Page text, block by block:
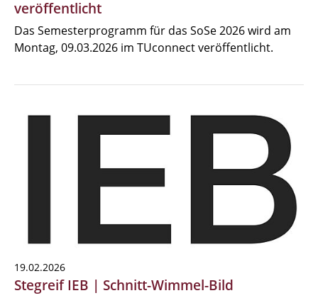
veröffentlicht
Das Semesterprogramm für das SoSe 2026 wird am
Montag, 09.03.2026 im TUconnect veröffentlicht.
19.02.2026
Stegreif IEB | Schnitt-Wimmel-Bild